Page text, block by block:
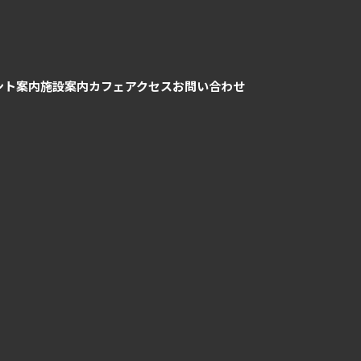
ト案内施設案内カフェアクセスお問い合わせ